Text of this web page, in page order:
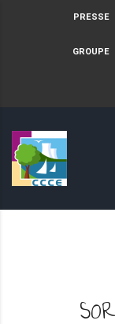
PRESSE
GROUPE